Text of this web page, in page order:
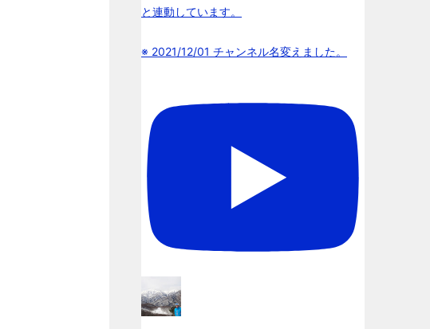
と連動しています。
※ 2021/12/01 チャンネル名変えました。